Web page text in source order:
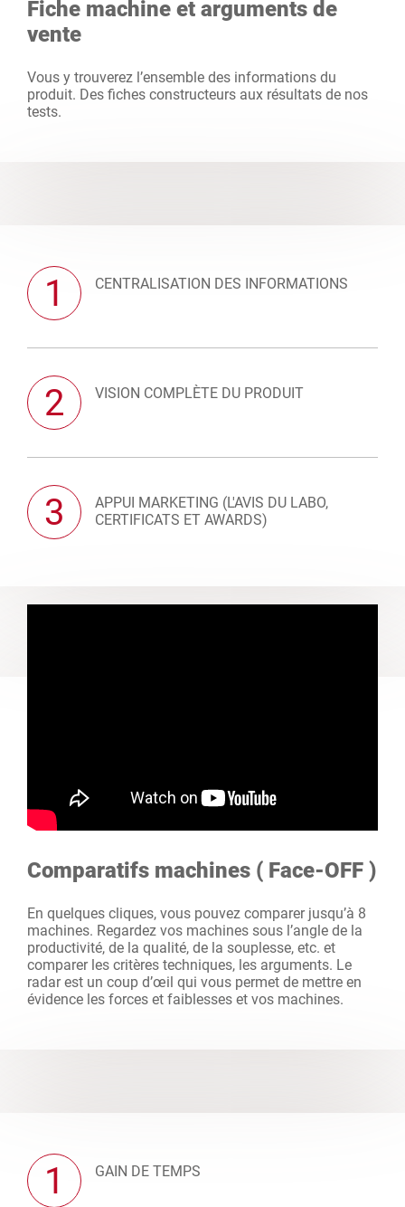
Fiche machine et arguments de
vente
Vous y trouverez l’ensemble des informations du
produit. Des fiches constructeurs aux résultats de nos
tests.
1 CENTRALISATION DES INFORMATIONS
2 VISION COMPLÈTE DU PRODUIT
3
APPUI MARKETING (L'AVIS DU LABO,
CERTIFICATS ET AWARDS)
Comparatifs machines ( Face-OFF )
En quelques cliques, vous pouvez comparer jusqu’à 8
machines. Regardez vos machines sous l’angle de la
productivité, de la qualité, de la souplesse, etc. et
comparer les critères techniques, les arguments. Le
radar est un coup d’œil qui vous permet de mettre en
évidence les forces et faiblesses et vos machines.
1 GAIN DE TEMPS